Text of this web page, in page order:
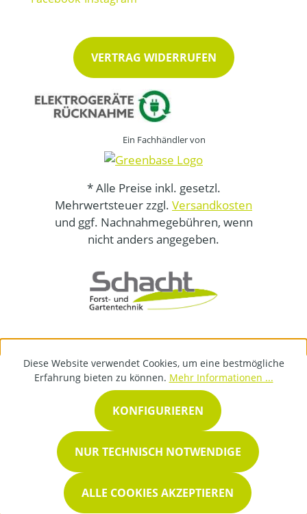
VERTRAG WIDERRUFEN
Ein Fachhändler von
* Alle Preise inkl. gesetzl.
Mehrwertsteuer zzgl. Versandkosten
und ggf. Nachnahmegebühren, wenn
nicht anders angegeben.
Diese Website verwendet Cookies, um eine bestmögliche
Erfahrung bieten zu können. Mehr Informationen ...
NUR TECHNISCH NOTWENDIGE
KONFIGURIEREN
ALLE COOKIES AKZEPTIEREN